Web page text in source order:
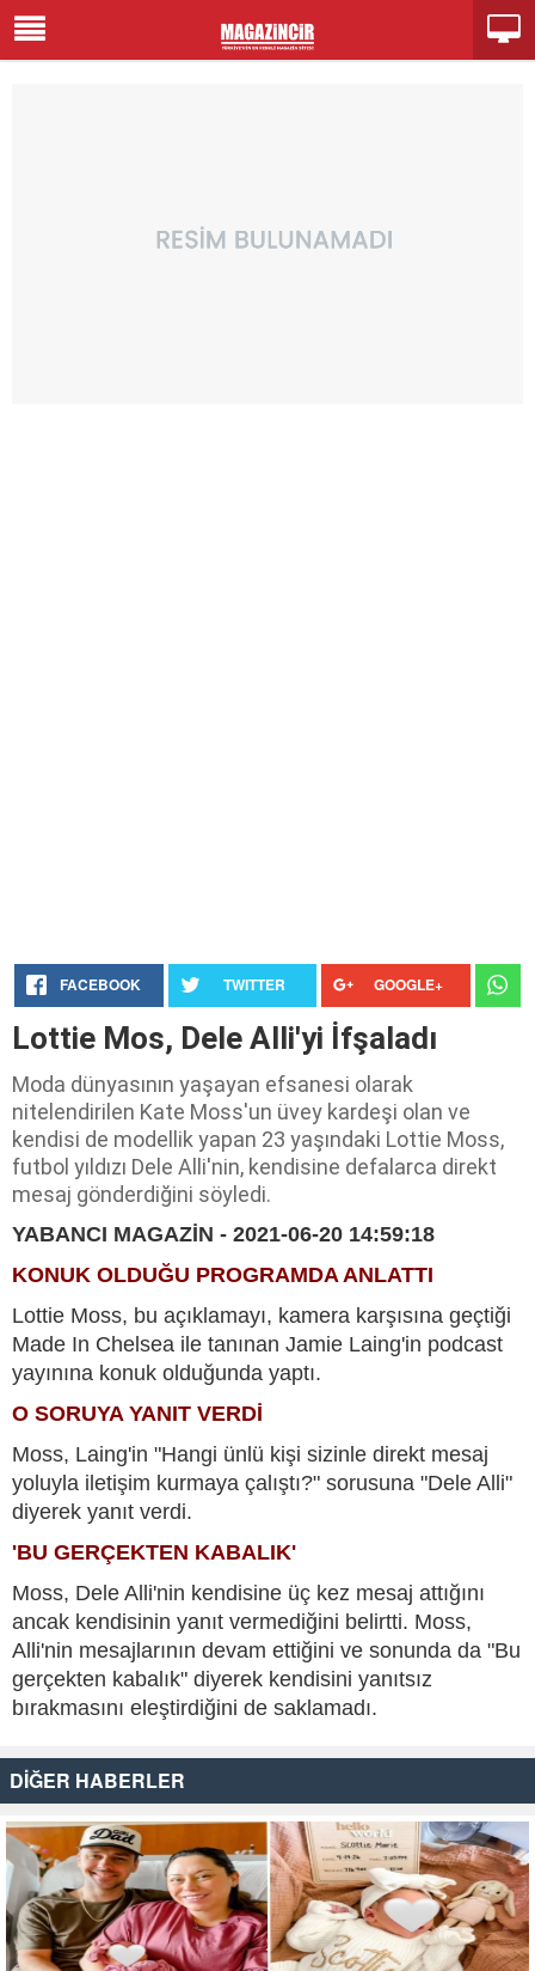
FACEBOOK TWITTER GOOGLE+
Lottie Mos, Dele Alli'yi İfşaladı
Moda dünyasının yaşayan efsanesi olarak
nitelendirilen Kate Moss'un üvey kardeşi olan ve
kendisi de modellik yapan 23 yaşındaki Lottie Moss,
futbol yıldızı Dele Alli'nin, kendisine defalarca direkt
mesaj gönderdiğini söyledi.
YABANCI MAGAZİN - 2021-06-20 14:59:18
KONUK OLDUĞU PROGRAMDA ANLATTI
Lottie Moss, bu açıklamayı, kamera karşısına geçtiği
Made In Chelsea ile tanınan Jamie Laing'in podcast
yayınına konuk olduğunda yaptı.
O SORUYA YANIT VERDİ
Moss, Laing'in "Hangi ünlü kişi sizinle direkt mesaj
yoluyla iletişim kurmaya çalıştı?" sorusuna "Dele Alli"
diyerek yanıt verdi.
'BU GERÇEKTEN KABALIK'
Moss, Dele Alli'nin kendisine üç kez mesaj attığını
ancak kendisinin yanıt vermediğini belirtti. Moss,
Alli'nin mesajlarının devam ettiğini ve sonunda da "Bu
gerçekten kabalık" diyerek kendisini yanıtsız
bırakmasını eleştirdiğini de saklamadı.
DİĞER HABERLER